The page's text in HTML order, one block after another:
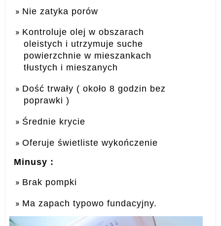
Nie zatyka porów
Kontroluje olej w obszarach
oleistych i utrzymuje suche
powierzchnie w mieszankach
tłustych i mieszanych
Dość trwały ( około 8 godzin bez
poprawki )
Średnie krycie
Oferuje świetliste wykończenie
Minusy :
Brak pompki
Ma zapach typowo fundacyjny.